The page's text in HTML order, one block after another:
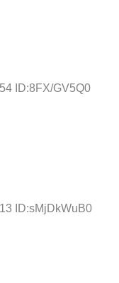
ID:8FX/GV5Q0
ID:sMjDkWuB0